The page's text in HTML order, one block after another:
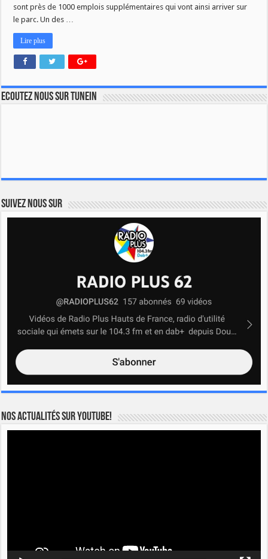
sont près de 1000 emplois supplémentaires qui vont ainsi arriver sur
le parc. Un des …
Lire plus
Ecoutez nous sur TuneIn
Suivez nous sur
Nos actualités sur YOUTUBE!